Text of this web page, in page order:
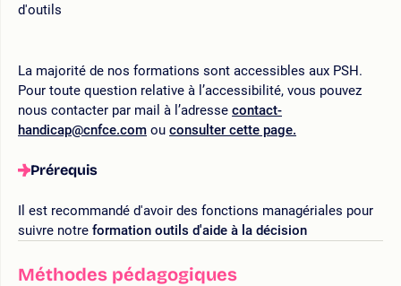
d'outils
La majorité de nos formations sont accessibles aux PSH.
Pour toute question relative à l’accessibilité, vous pouvez
nous contacter par mail à l’adresse contact-
handicap@cnfce.com ou consulter cette page.
Prérequis
Il est recommandé d'avoir des fonctions managériales pour
suivre notre formation outils d'aide à la décision
Méthodes pédagogiques